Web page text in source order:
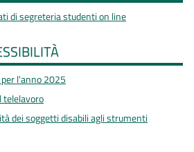
di segreteria studenti on line
l'anno 2025
telelavoro
dei soggetti disabili agli strumenti